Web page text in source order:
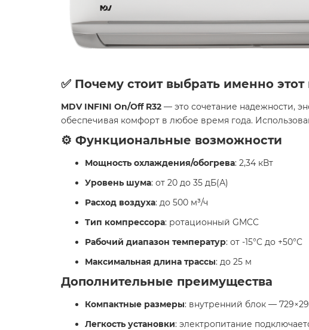
✅ Почему стоит выбрать именно
MDV INFINI On/Off R32 — это сочетание надежности,
обеспечивая комфорт в любое время года.
⚙️ Функциональные возможности
Мощность охлаждения/обогрева: 2,34 кВт
Уровень шума: от 20 до 35 дБ(А)
Расход воздуха: до 500 м³/ч
Тип компрессора: ротационный GMCC
Рабочий диапазон температур: от -15°C до +50°C
Максимальная длина трассы: до 25 м​
Дополнительные преимущества
Компактные размеры: внутренний блок —
Легкость установки: электропитание